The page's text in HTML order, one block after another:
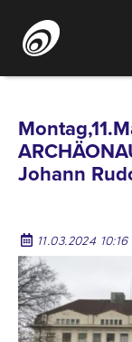
Inhalt
Johann
11.03.2024